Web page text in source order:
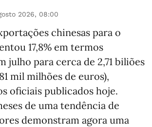
2026, 08:00
chinesas para o
17,8% em termos
julho para cerca de 2,71 biliões
mil milhões de euros),
oficiais publicados hoje.
de uma tendência de
demonstram agora uma